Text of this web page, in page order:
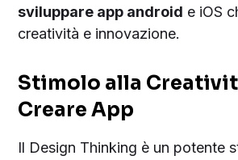
sviluppare app android e iOS
creatività e innovazione.
Stimolo alla
Creare App
Il Design Thinking è un potente